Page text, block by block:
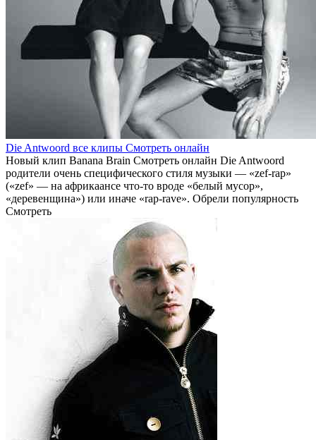
Die Antwoord все клипы Смотреть онлайн
Новый клип Banana Brain Смотреть онлайн Die Antwoord
родители очень специфического стиля музыки — «zef-rap»
(«zef» — на африкаансе что-то вроде «белый мусор»,
«деревенщина») или иначе «rap-rave». Обрели популярность
Смотреть